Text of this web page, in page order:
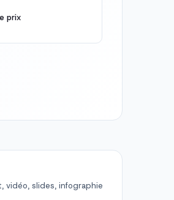
prix
vidéo, slides, infographie